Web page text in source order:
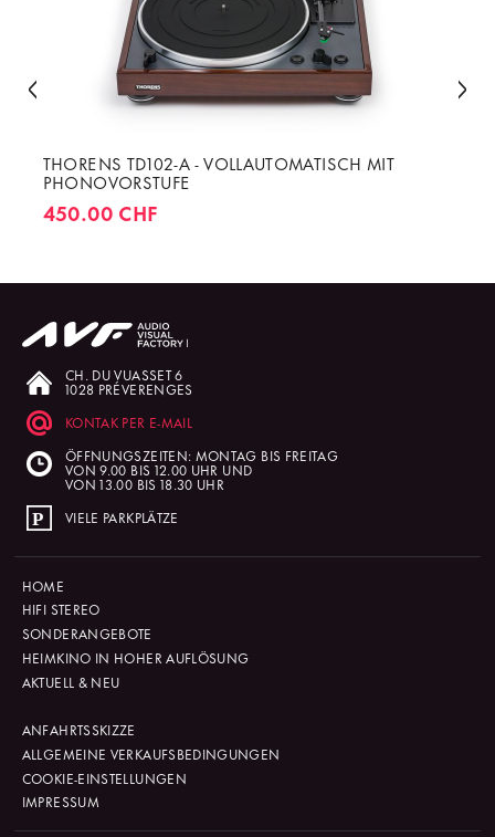
THORENS TD102-A - VOLLAUTOMATISCH MIT
PHONOVORSTUFE
450.00 CHF
CH. DU VUASSET 6
1028 PRÉVERENGES
KONTAK PER E-MAIL
ÖFFNUNGSZEITEN: MONTAG BIS FREITAG
VON 9.00 BIS 12.00 UHR UND
VON 13.00 BIS 18.30 UHR
VIELE PARKPLÄTZE
HOME
HIFI STEREO
SONDERANGEBOTE
HEIMKINO IN HOHER AUFLÖSUNG
AKTUELL & NEU
ANFAHRTSSKIZZE
ALLGEMEINE VERKAUFSBEDINGUNGEN
COOKIE-EINSTELLUNGEN
IMPRESSUM